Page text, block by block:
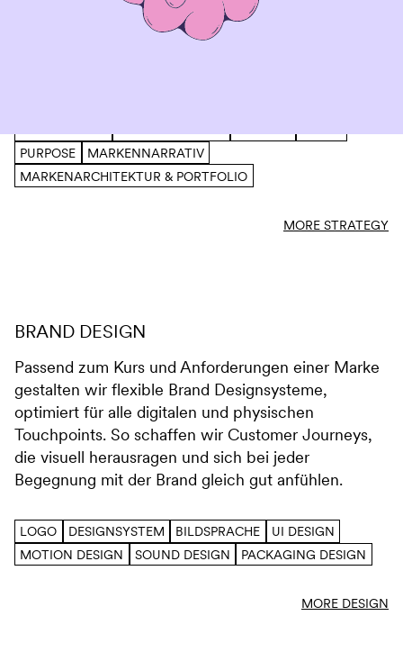
geben wir Kunden, was ihnen fehlt – den klaren
Blick von außen. Er ist unverzichtbar für
PURPOSE
MARKENNARRATIV
MARKENARCHITEKTUR & PORTFOLIO
MORE STRATEGY
BRAND DESIGN
Passend zum Kurs und Anforderungen einer Marke
gestalten wir flexible Brand Designsysteme,
optimiert für alle digitalen und physischen
Touchpoints. So schaffen wir Customer Journeys,
die visuell herausragen und sich bei jeder
Begegnung mit der Brand gleich gut anfühlen.
LOGO DESIGNSYSTEM BILDSPRACHE
UI DESIGN
MOTION DESIGN
SOUND DESIGN PACKAGING DESIGN
MORE DESIGN